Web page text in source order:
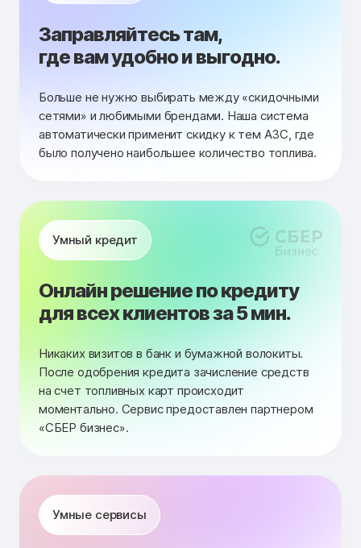
Заправляйтесь там,
где вам удобно и выгодно.
Больше не нужно выбирать между «скидочными
сетями» и любимыми брендами. Наша система
автоматически применит скидку к тем АЗС, где
было получено наибольшее количество топлива.
Умный кредит
Онлайн решение по кредиту
для всех клиентов за 5 мин.
Никаких визитов в банк и бумажной волокиты.
После одобрения кредита зачисление средств
на счет топливных карт происходит
моментально. Сервис предоставлен партнером
«СБЕР бизнес».
Умные сервисы